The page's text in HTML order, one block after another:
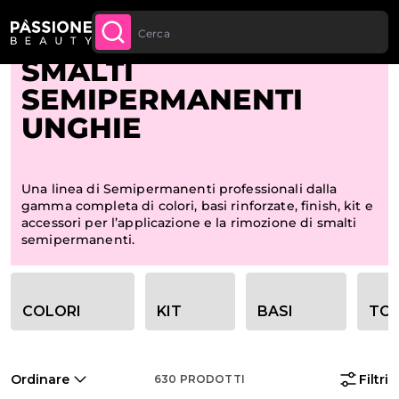
Spedizione gratuita per tutti gli ordini sopra
ai 70€
Briciole di pane
Home
SMALTI
SEMIPERMANENTI
UNGHIE
Una linea di Semipermanenti professionali dalla
gamma completa di colori, basi rinforzate, finish, kit e
accessori per l’applicazione e la rimozione di smalti
semipermanenti.
Opzioni filtro categoria
COLORI KIT BASI
Ordinare 630 PRODOTTI Filtri